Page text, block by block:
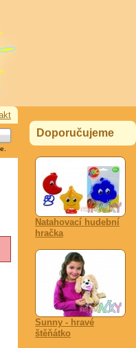
Doporučujeme
Natahovací hudební
hračka
Sunny - hravé
štěňátko